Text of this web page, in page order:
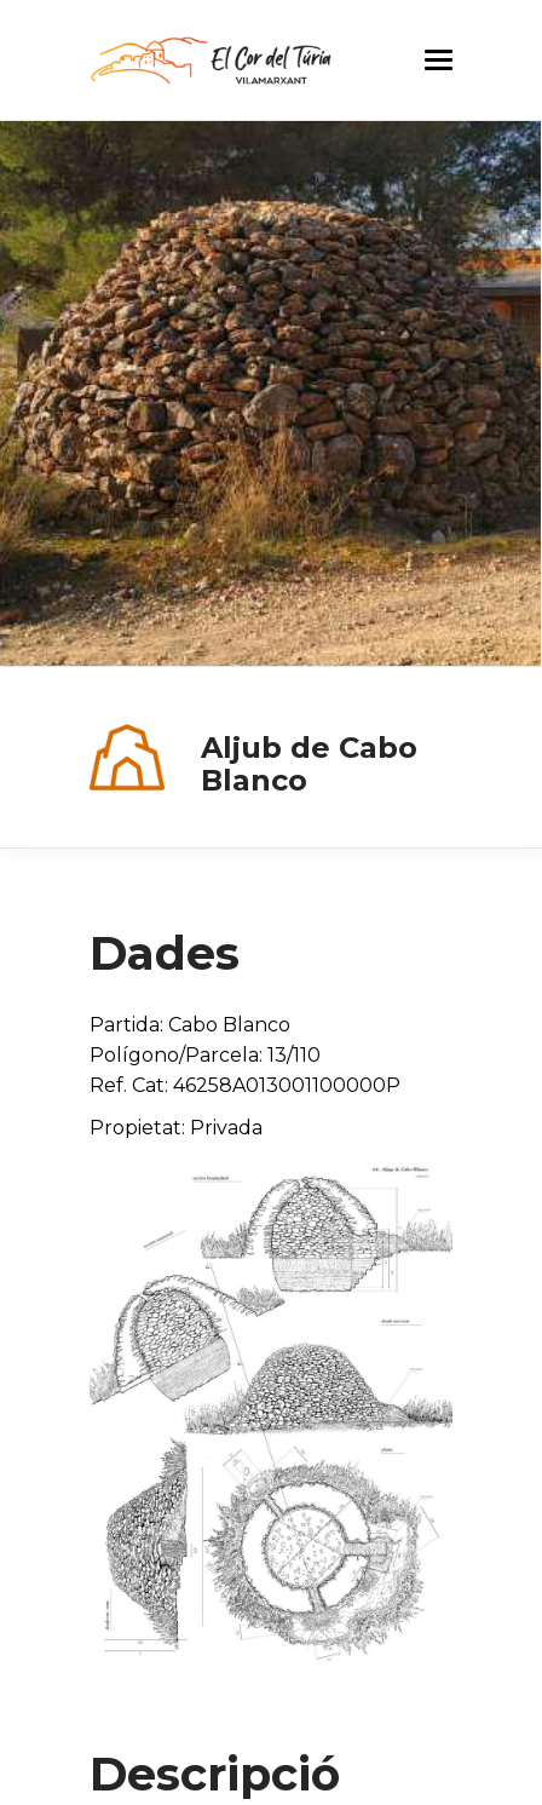
Aljub de Cabo
Blanco
Dades
Partida: Cabo Blanco
Polígono/Parcela: 13/110
Ref. Cat: 46258A013001100000P
Propietat: Privada
Descripció